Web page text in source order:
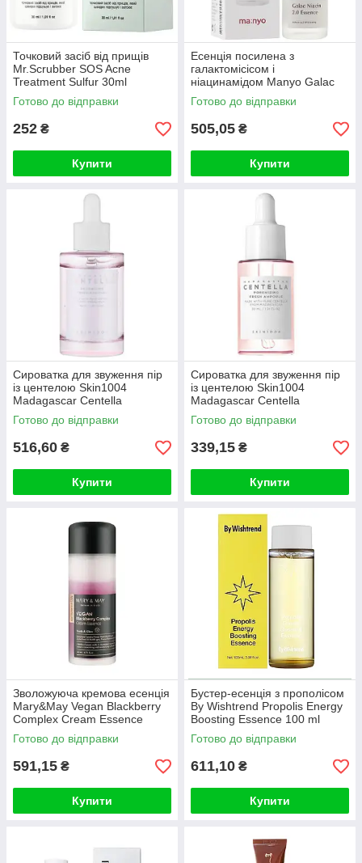
Точковий засіб від прищів
Mr.Scrubber SOS Acne
Treatment Sulfur 30ml
Готово до відправки
252 ₴
Купити
Есенція посилена з
галактомісісом і
ніацинамідом Manyo Galac
Niacin 2.0 Essence 30ml
Готово до відправки
505,05 ₴
Купити
Сироватка для звуження пір
із центелою Skin1004
Madagascar Centella
Poremizing Fresh Ampoule
50ml
Готово до відправки
516,60 ₴
Купити
Сироватка для звуження пір
із центелою Skin1004
Madagascar Centella
Poremizing Fresh Ampoule
30ml
Готово до відправки
339,15 ₴
Купити
Зволожуюча кремова есенція
Mary&May Vegan Blackberry
Complex Cream Essence
140ml
Готово до відправки
591,15 ₴
Купити
Бустер-есенція з прополісом
By Wishtrend Propolis Energy
Boosting Essence 100 ml
Готово до відправки
611,10 ₴
Купити